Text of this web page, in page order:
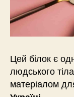
Цей білок є
людського
матеріалом